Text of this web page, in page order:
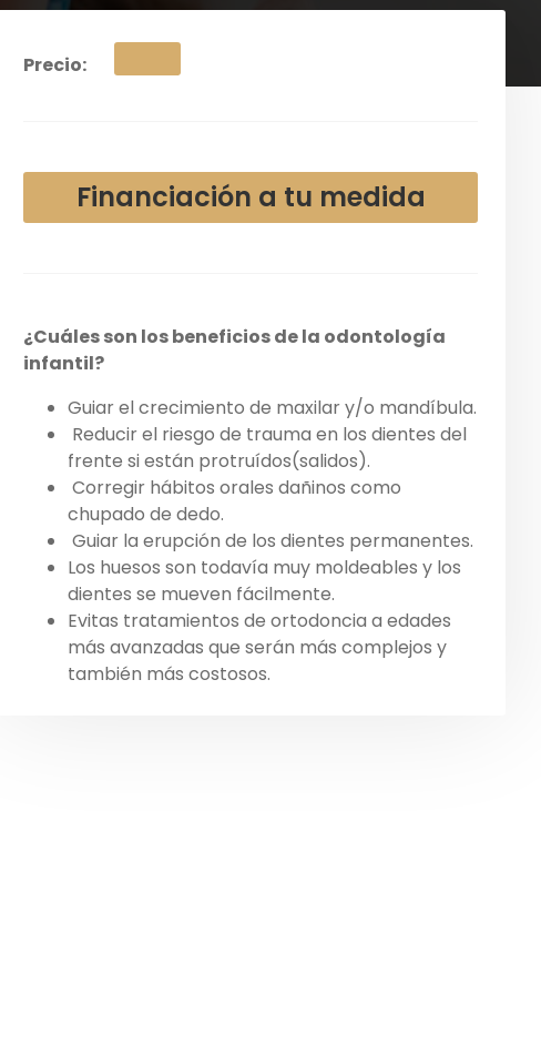
Precio:
Financiación a tu medida
¿Cuáles son los beneficios de la odontología
infantil?
Guiar el crecimiento de maxilar y/o mandíbula.
Reducir el riesgo de trauma en los dientes del
frente si están protruídos(salidos).
Corregir hábitos orales dañinos como
chupado de dedo.
Guiar la erupción de los dientes permanentes.
Los huesos son todavía muy moldeables y los
dientes se mueven fácilmente.
Evitas tratamientos de ortodoncia a edades
más avanzadas que serán más complejos y
también más costosos.